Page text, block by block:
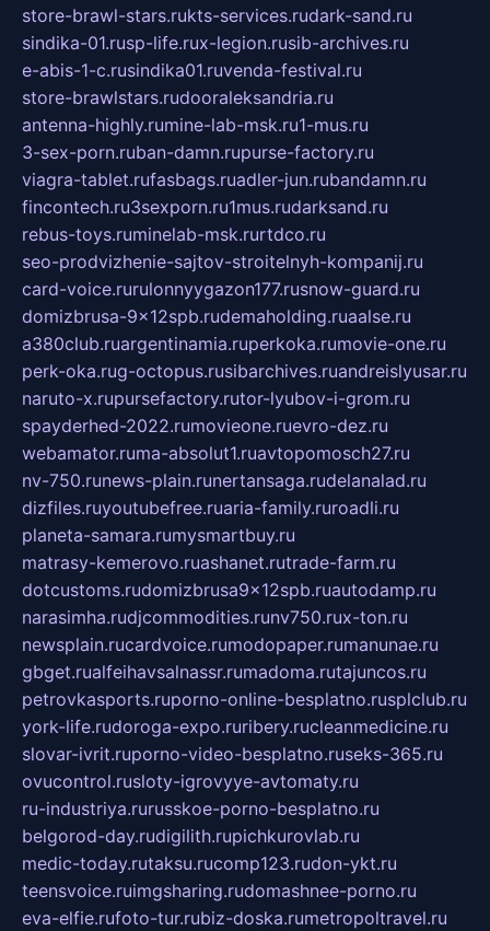
store-brawl-stars.rukts-services.rudark-sand.ru
sindika-01.rusp-life.rux-legion.rusib-archives.ru
e-abis-1-c.rusindika01.ruvenda-festival.ru
store-brawlstars.rudooraleksandria.ru
antenna-highly.rumine-lab-msk.ru1-mus.ru
3-sex-porn.ruban-damn.rupurse-factory.ru
viagra-tablet.rufasbags.ruadler-jun.rubandamn.ru
fincontech.ru3sexporn.ru1mus.rudarksand.ru
rebus-toys.ruminelab-msk.rurtdco.ru
seo-prodvizhenie-sajtov-stroitelnyh-kompanij.ru
card-voice.rurulonnyygazon177.rusnow-guard.ru
domizbrusa-9x12spb.rudemaholding.ruaalse.ru
a380club.ruargentinamia.ruperkoka.rumovie-one.ru
perk-oka.rug-octopus.rusibarchives.ruandreislyusar.ru
naruto-x.rupursefactory.rutor-lyubov-i-grom.ru
spayderhed-2022.rumovieone.ruevro-dez.ru
webamator.ruma-absolut1.ruavtopomosch27.ru
nv-750.runews-plain.runertansaga.rudelanalad.ru
dizfiles.ruyoutubefree.ruaria-family.ruroadli.ru
planeta-samara.rumysmartbuy.ru
matrasy-kemerovo.ruashanet.rutrade-farm.ru
dotcustoms.rudomizbrusa9x12spb.ruautodamp.ru
narasimha.rudjcommodities.runv750.rux-ton.ru
newsplain.rucardvoice.rumodopaper.rumanunae.ru
gbget.rualfeihavsalnassr.rumadoma.rutajuncos.ru
petrovkasports.ruporno-online-besplatno.rusplclub.ru
york-life.rudoroga-expo.ruribery.rucleanmedicine.ru
slovar-ivrit.ruporno-video-besplatno.ruseks-365.ru
ovucontrol.rusloty-igrovyye-avtomaty.ru
ru-industriya.rurusskoe-porno-besplatno.ru
belgorod-day.rudigilith.rupichkurovlab.ru
medic-today.rutaksu.rucomp123.rudon-ykt.ru
teensvoice.ruimgsharing.rudomashnee-porno.ru
eva-elfie.rufoto-tur.rubiz-doska.rumetropoltravel.ru